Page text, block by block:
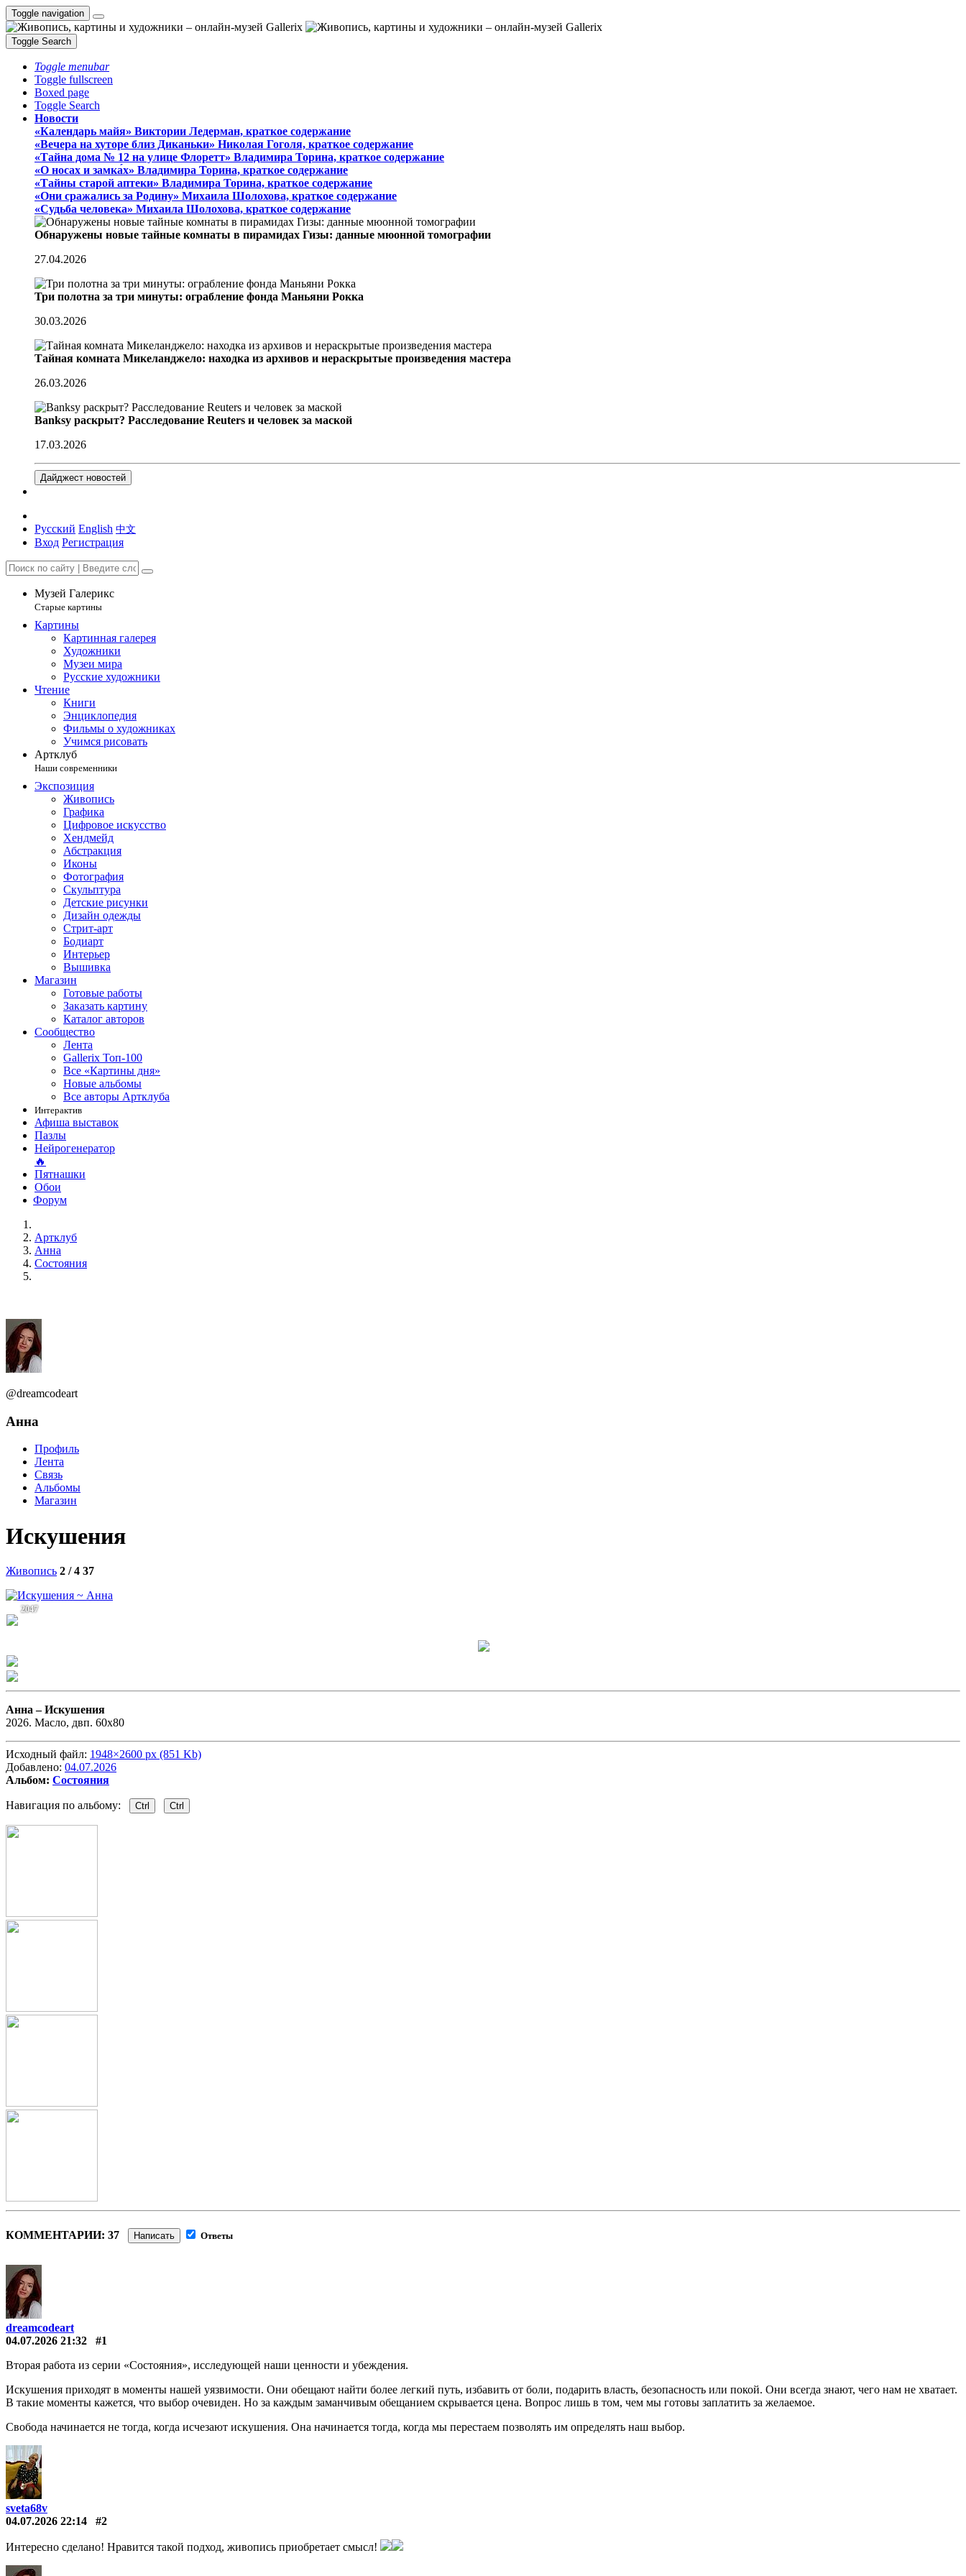
Toggle navigation
Toggle Search
Toggle menubar
Toggle fullscreen
Boxed page
Toggle Search
Новости
«Календарь майя» Виктории Ледерман, краткое содержание
«Вечера на хуторе близ Диканьки» Николая Гоголя, краткое содержание
«Тайна дома № 12 на улице Флоретт» Владимира Торина, краткое содержание
«О носах и замка́х» Владимира Торина, краткое содержание
«Тайны старой аптеки» Владимира Торина, краткое содержание
«Они сражались за Родину» Михаила Шолохова, краткое содержание
«Судьба человека» Михаила Шолохова, краткое содержание
Обнаружены новые тайные комнаты в пирамидах Гизы: данные мюонной томографии
27.04.2026
Три полотна за три минуты: ограбление фонда Маньяни Рокка
30.03.2026
Тайная комната Микеланджело: находка из архивов и нераскрытые произведения мастера
26.03.2026
Banksy раскрыт? Расследование Reuters и человек за маской
17.03.2026
Дайджест новостей
Русский English 中文
Вход Регистрация
Музей Галерикс
Старые картины
Картины
Картинная галерея
Художники
Музеи мира
Русские художники
Чтение
Книги
Энциклопедия
Фильмы о художниках
Учимся рисовать
Артклуб
Наши современники
Экспозиция
Живопись
Графика
Цифровое искусство
Хендмейд
Абстракция
Иконы
Фотография
Скульптура
Детские рисунки
Дизайн одежды
Стрит-арт
Бодиарт
Интерьер
Вышивка
Магазин
Готовые работы
Заказать картину
Каталог авторов
Сообщество
Лента
Gallerix Топ-100
Все «Картины дня»
Новые альбомы
Все авторы Артклуба
Интерактив
Афиша выставок
Пазлы
Нейрогенератор
🔥
Пятнашки
Обои
Форум
Артклуб
Анна
Состояния
@dreamcodeart
Анна
Профиль
Лента
Связь
Альбомы
Магазин
Искушения
Живопись 2 / 4 37
2047
Анна –Искушения
2026. Масло, двп. 60x80
Исходный файл: 1948×2600 px (851 Kb)
Добавлено: 04.07.2026
Альбом: Состояния
Навигация по альбому: Ctrl Ctrl
КОММЕНТАРИИ: 37 Написать Ответы
dreamcodeart
04.07.2026 21:32
#1
Вторая работа из серии «Состояния», исследующей наши ценности и убеждения.
Искушения приходят в моменты нашей уязвимости. Они обещают найти более легкий путь, избавить от боли, подарить власть, безопасность или покой. Они всегда знают, чего нам не хватает.
В такие моменты кажется, что выбор очевиден. Но за каждым заманчивым обещанием скрывается цена. Вопрос лишь в том, чем мы готовы заплатить за желаемое.
Свобода начинается не тогда, когда исчезают искушения. Она начинается тогда, когда мы перестаем позволять им определять наш выбор.
sveta68v
04.07.2026 22:14
#2
Интересно сделано! Нравится такой подход, живопись приобретает смысл!